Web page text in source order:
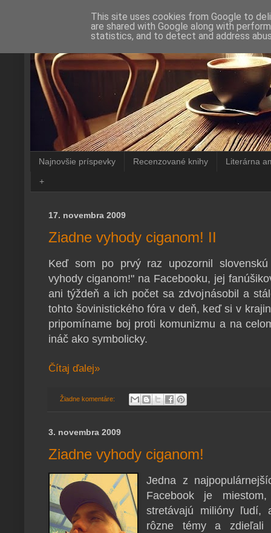
Najnovšie príspevky Recenzované knihy Literárna
+
17. novembra 2009
Ziadne vyhody ciganom! II
Keď som po prvý raz upozornil
vyhody ciganom!" na Facebooku, jej
ani týždeň a ich počet sa zdvojnásobil a
tohto šovinistického fóra v deň, keď si v
pripomíname boj proti komunizmu a na
ináč ako symbolicky.
Čítaj ďalej»
Žiadne komentáre:
3. novembra 2009
Ziadne vyhody ciganom!
Jedna z
Facebook je
stretávajú milióny ľudí,
rôzne témy a zdieľali
This site uses cookies from Google to
are shared with Google along with
statistics, and to detect and address